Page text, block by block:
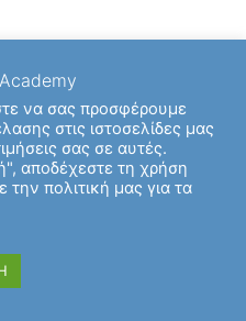
από
να σας προσφέρουμε
στις ιστοσελίδες μας
σας σε αυτές.
αποδέχεστε τη χρήση
πολιτική μας για τα